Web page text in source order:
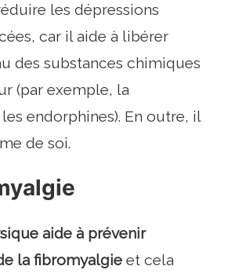
les dépressions
car il aide à libérer
des substances chimiques
(par exemple, la
endorphines). En outre, il
de soi.
aide à prévenir
la fibromyalgie et cela